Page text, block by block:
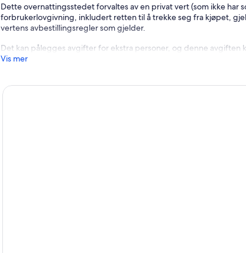
Dette overnattingsstedet forvaltes av en privat vert (som ikke har
forbrukerlovgivning, inkludert retten til å trekke seg fra kjøpet,
vertens avbestillingsregler som gjelder.
Det kan pålegges avgifter for ekstra personer, og denne
Vis mer